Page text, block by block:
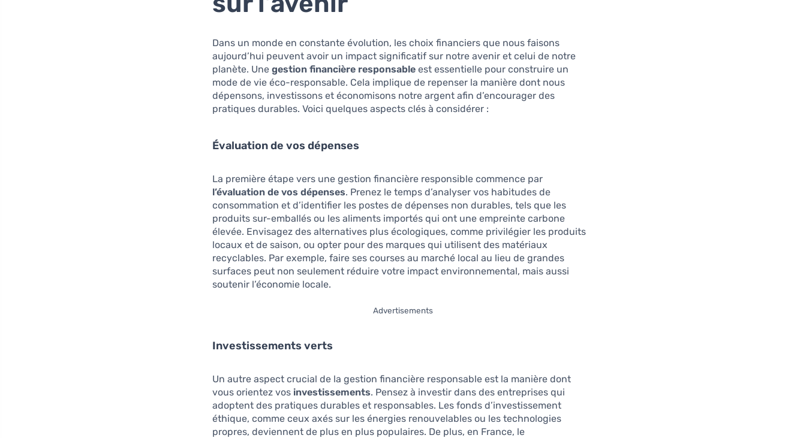
Dans un monde en constante évolution, les choix financiers que nous faisons
aujourd’hui peuvent avoir un impact significatif sur notre avenir et celui de notre
planète. Unegestion financière responsable est essentielle pour construire un
mode de vie éco-responsable. Cela implique de repenser la manière dont nous
dépensons, investissons et économisons notre argent afin d’encourager des
pratiques durables. Voici quelques aspects clés à considérer :
Évaluation de vos dépenses
La première étape vers une gestion financière responsible commence par
l’évaluation de vos dépenses. Prenez le temps d’analyser vos habitudes de
consommation et d’identifier les postes de dépenses non durables, tels que les
produits sur-emballés ou les aliments importés qui ont une empreinte carbone
élevée. Envisagez des alternatives plus écologiques, comme privilégier les produits
locaux et de saison, ou opter pour des marques qui utilisent des matériaux
recyclables. Par exemple, faire ses courses au marché local au lieu de grandes
surfaces peut non seulement réduire votre impact environnemental, mais aussi
soutenir l’économie locale.
Advertisements
Investissements verts
Un autre aspect crucial de la gestion financière responsable est la manière dont
vous orientez vos investissements. Pensez à investir dans des entreprises qui
adoptent des pratiques durables et responsables. Les fonds d’investissement
éthique, comme ceux axés sur les énergies renouvelables ou les technologies
propres, deviennent de plus en plus populaires. De plus, en France, le